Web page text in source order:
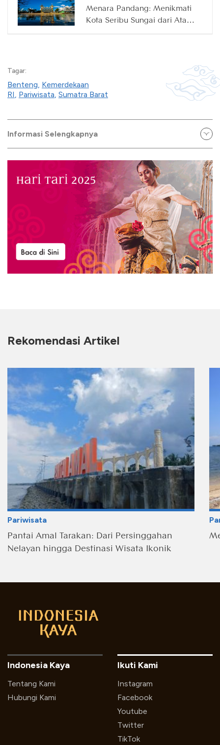
Menara Pandang: Menikmati
Kota Seribu Sungai dari Atas
Tagar:
Benteng, Kemerdekaan
RI, Pariwisata, Sumatra Barat
Informasi Selengkapnya
Rekomendasi Artikel
Pariwisata
Pantai Amal Tarakan: Dari Persinggahan
Nelayan hingga Destinasi Wisata Ikonik
Indonesia Kaya
Tentang Kami
Hubungi Kami
Ikuti Kami
Instagram
Facebook
Youtube
Twitter
TikTok